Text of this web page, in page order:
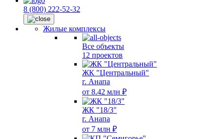
8 (800) 222-52-32
Жилые комплексы
Все объекты
12 проектов
ЖК "Центральный"
г. Анапа
от 8.42 млн ₽
ЖК "18/3"
г. Анапа
от 7 млн ₽